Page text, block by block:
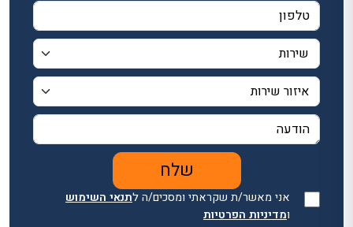
אני מאשר/ת שקראתי ומסכים/ה לתנאי השימוש
ומדיניות הפרטיות